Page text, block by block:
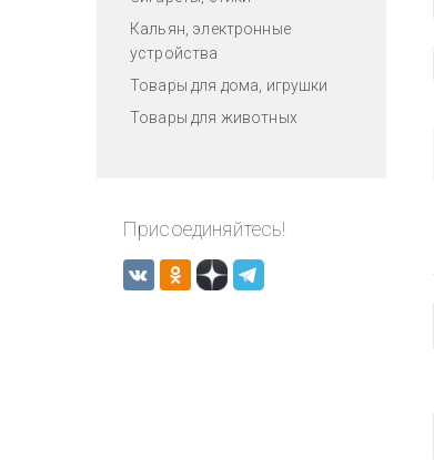
Кальян, электронные
устройства
Товары для дома, игрушки
Товары для животных
Присоединяйтесь!